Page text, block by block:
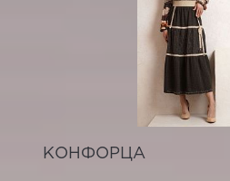
КОНФОРЦА